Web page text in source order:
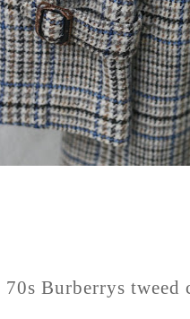
70s Burberrys tweed